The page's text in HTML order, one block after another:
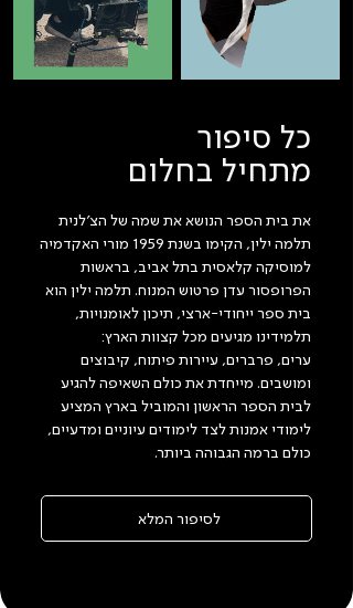
כל סיפור
מתחיל בחלום
את בית הספר הנושא את שמה של הצ'לנית
תלמה ילין, הקימו בשנת 1959 מורי האקדמיה
למוסיקה קלאסית בתל אביב, בראשות
הפרופסור עדן פרטוש המנוח. תלמה ילין הוא
בית ספר ייחודי-ארצי, תיכון לאומנויות,
תלמידינו מגיעים מכל קצוות הארץ:
ערים, פרברים, עיירות פיתוח, קיבוצים
ומושבים. מייחדת את כולם השאיפה להגיע
לבית הספר הראשון והמוביל בארץ המציע
לימודי אמנות לצד לימודים עיוניים ומדעיים,
כולם ברמה הגבוהה ביותר.
לסיפור המלא